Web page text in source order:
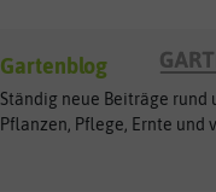
Gartenblog
Ständig neue Beiträge rund
Pflanzen, Pflege, Ernte und